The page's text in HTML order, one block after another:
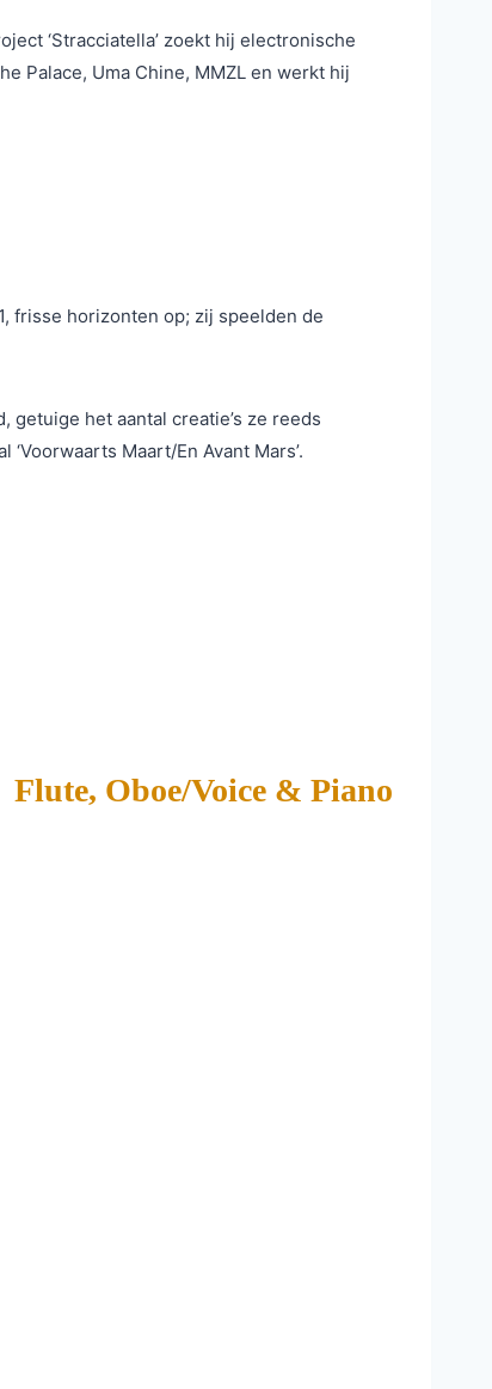
‘Stracciatella’ zoekt hij electronische
Palace, Uma Chine, MMZL en werkt hij
frisse horizonten op; zij speelden de
het aantal creatie’s ze reeds
Maart/En Avant Mars’.
Flute, Oboe/Voice & Piano